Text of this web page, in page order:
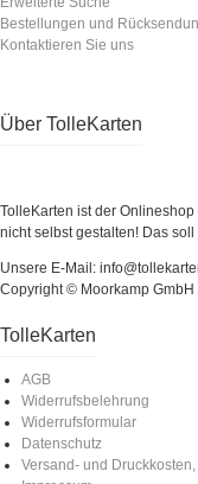
Bestellungen und
Kontaktieren Sie uns
Über TolleKarten
TolleKarten ist der
nicht selbst gestalten! Das soll
Unsere E-Mail:
Copyright © Moorkamp GmbH
TolleKarten
AGB
Widerrufsbelehrung
Widerrufsformular
Datenschutz
Versand- und